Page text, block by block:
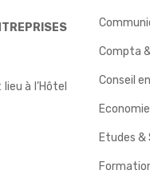
à l’Hôtel
Compta
Conseil
Etudes